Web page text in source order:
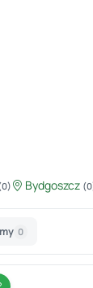
Bydgoszcz
0